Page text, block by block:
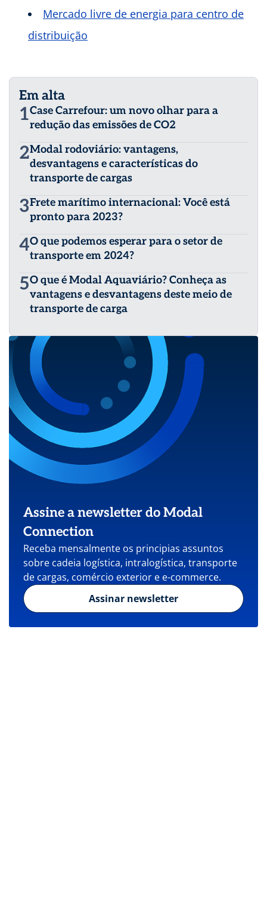
Mercado livre de energia para centro de
distribuição
Em alta
1Case Carrefour: um novo olhar para a
redução das emissões de CO2
2Modal rodoviário: vantagens,
desvantagens e características do
transporte de cargas
3Frete marítimo internacional: Você está
pronto para 2023?
4O que podemos esperar para o setor de
transporte em 2024?
5O que é Modal Aquaviário? Conheça as
vantagens e desvantagens deste meio de
transporte de carga
Assine a newsletter do Modal
Connection
Receba mensalmente os principias assuntos
sobre cadeia logística, intralogística, transporte
de cargas, comércio exterior e e-commerce.
Assinar newsletter